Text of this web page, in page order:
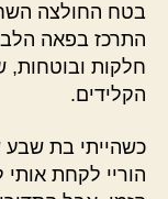
בטח החולצה
התרכז בפאה
חלקות ובוטחות,
הקלידים.
כשהייתי בת
הוריי לקחת